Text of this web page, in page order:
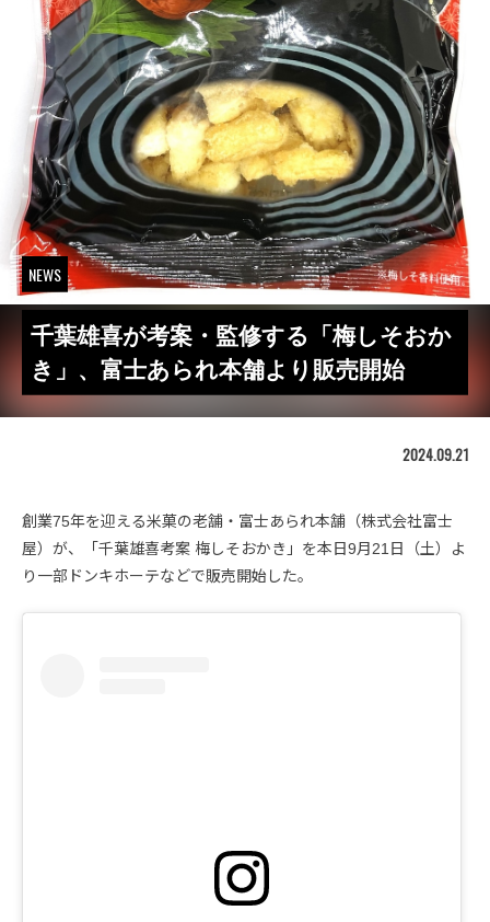
NEWS
千葉雄喜が考案・監修する「梅しそおか
き」、富士あられ本舗より販売開始
2024.09.21
創業75年を迎える米菓の老舗・富士あられ本舗（株式会社富士
屋）が、「千葉雄喜考案 梅しそおかき」を本日9月21日（土）よ
り一部ドンキホーテなどで販売開始した。